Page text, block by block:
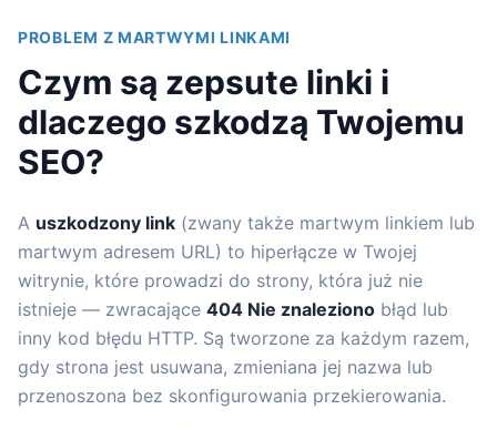
PROBLEM Z MARTWYMI LINKAMI
Czym są zepsute linki i
dlaczego szkodzą Twojemu
SEO?
A uszkodzony link (zwany także martwym linkiem lub
martwym adresem URL) to hiperłącze w Twojej
witrynie, które prowadzi do strony, która już nie
istnieje — zwracające 404 Nie znaleziono błąd lub
inny kod błędu HTTP. Są tworzone za każdym razem,
gdy strona jest usuwana, zmieniana jej nazwa lub
przenoszona bez skonfigurowania przekierowania.